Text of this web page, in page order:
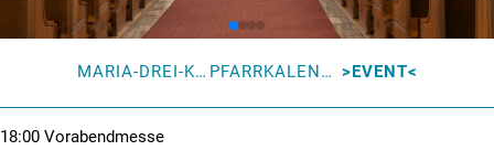
MARIA-DREI-KIRCHEN PFARRKALENDER EVENT
18:00 Vorabendmesse